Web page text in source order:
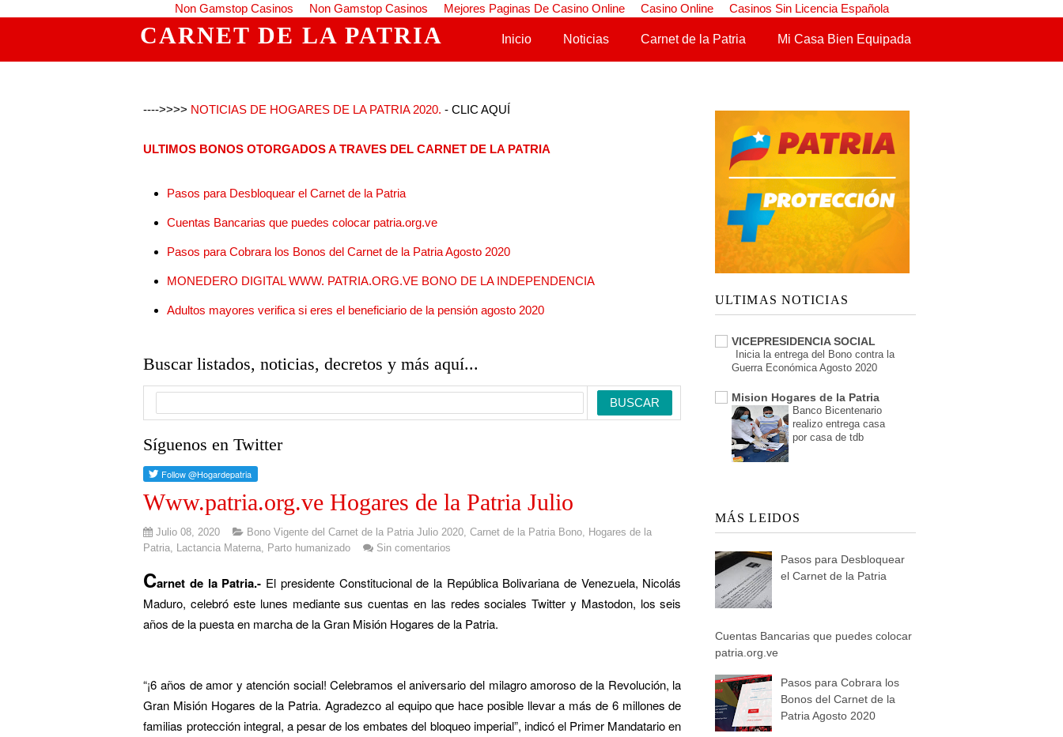
Non Gamstop Casinos Non Gamstop Casinos Mejores Paginas De Casino Online Casino Online Casinos Sin Licencia Española
CARNET DE LA PATRIA Saltar al contenido
Inicio Noticias Carnet de la Patria Mi Casa Bien Equipada
---->>>> NOTICIAS DE HOGARES DE LA PATRIA 2020. - CLIC AQUÍ
ULTIMOS BONOS OTORGADOS A TRAVES DEL CARNET DE LA PATRIA
Pasos para Desbloquear el Carnet de la Patria
Cuentas Bancarias que puedes colocar patria.org.ve
Pasos para Cobrara los Bonos del Carnet de la Patria Agosto 2020
MONEDERO DIGITAL WWW. PATRIA.ORG.VE BONO DE LA INDEPENDENCIA
Adultos mayores verifica si eres el beneficiario de la pensión agosto 2020
Buscar listados, noticias, decretos y más aquí...
Síguenos en Twitter
Www.patria.org.ve Hogares de la Patria Julio
Julio 08, 2020 Bono Vigente del Carnet de la Patria Julio 2020 ,Carnet de la Patria Bono Hogares de la
Patria Lactancia Materna Parto humanizado Sin comentarios
Carnet de la Patria.- El presidente Constitucional de la República Bolivariana de Venezuela, Nicolás
Maduro, celebró este lunes mediante sus cuentas en las redes sociales Twitter y Mastodon, los seis
años de la puesta en marcha de la Gran Misión Hogares de la Patria.
“¡6 años de amor y atención social! Celebramos el aniversario del milagro amoroso de la Revolución, la
Gran Misión Hogares de la Patria. Agradezco al equipo que hace posible llevar a más de 6 millones de
familias protección integral, a pesar de los embates del bloqueo imperial”, indicó el Primer Mandatario en
ULTIMAS NOTICIAS
VICEPRESIDENCIA SOCIAL
Inicia la entrega del Bono contra la
Guerra Económica Agosto 2020
Mision Hogares de la Patria
Banco Bicentenario
realizo entrega casa
por casa de tdb
MÁS LEIDOS
Pasos para Desbloquear
el Carnet de la Patria
Cuentas Bancarias que puedes colocar
patria.org.ve
Pasos para Cobrara los
Bonos del Carnet de la
Patria Agosto 2020